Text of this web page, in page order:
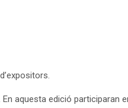
aquesta edició participaran